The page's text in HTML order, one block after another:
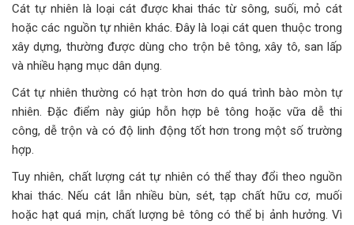
Cát tự nhiên là loại cát được khai thác từ sông, suối, mỏ cát
hoặc các nguồn tự nhiên khác. Đây là loại cát quen thuộc trong
xây dựng, thường được dùng cho trộn bê tông, xây tô, san lấp
và nhiều hạng mục dân dụng.
Cát tự nhiên thường có hạt tròn hơn do quá trình bào mòn tự
nhiên. Đặc điểm này giúp hỗn hợp bê tông hoặc vữa dễ thi
công, dễ trộn và có độ linh động tốt hơn trong một số trường
hợp.
Tuy nhiên, chất lượng cát tự nhiên có thể thay đổi theo nguồn
khai thác. Nếu cát lẫn nhiều bùn, sét, tạp chất hữu cơ, muối
hoặc hạt quá mịn, chất lượng bê tông có thể bị ảnh hưởng. Vì